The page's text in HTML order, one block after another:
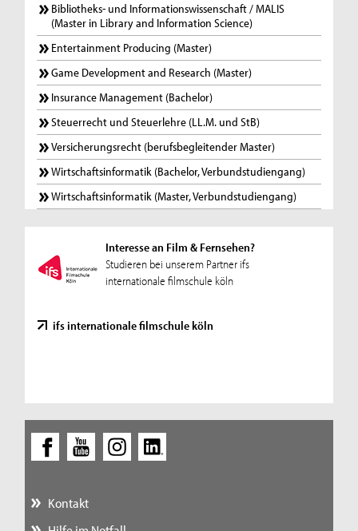
Bibliotheks- und Informationswissenschaft / MALIS
(Master in Library and Information Science)
Entertainment Producing (Master)
Game Development and Research (Master)
Insurance Management (Bachelor)
Steuerrecht und Steuerlehre (LL.M. und StB)
Versicherungsrecht (berufsbegleitender Master)
Wirtschaftsinformatik (Bachelor, Verbundstudiengang)
Wirtschaftsinformatik (Master, Verbundstudiengang)
Interesse an Film & Fernsehen?
Studieren bei unserem Partner ifs
internationale filmschule köln
ifs internationale filmschule köln
Kontakt